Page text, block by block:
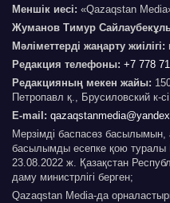
Меншік иесі: «Qazaqstan
Жуманов Тимур
Мәліметтерді жаңарту жиілігі:
Редакция телефоны: +7 778
Редакцияның мекен жайы:
Петропавл қ., Брусиловский к-
E-mail:
Мерзімді баспасөз басылымын,
басылымды есепке қою туралы
23.08.2022 ж. Қазақстан
даму министрлігі берген;
Qazaqstan Media-да